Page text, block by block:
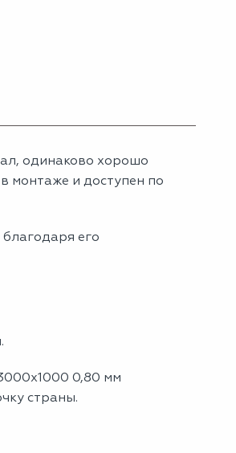
одинаково хорошо
монтаже и доступен по
его
0,80 мм
страны.